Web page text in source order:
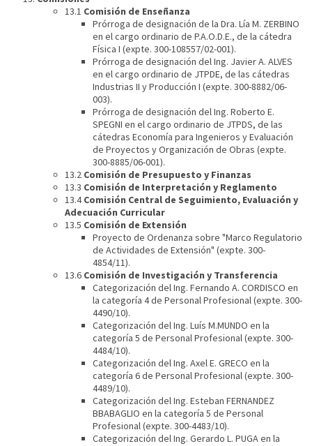
13.1 Comisión de Enseñanza
Prórroga de designación de la Dra. Lía M. ZERBINO
en el cargo ordinario de P.A.O.D.E., de la cátedra
Física I (expte. 300-108557/02-001).
Prórroga de designación del Ing. Javier A. ALVES
en el cargo ordinario de JTPDE, de las cátedras
Industrias II y Producción I (expte. 300-8882/06-
003).
Prórroga de designación del Ing. Roberto E.
SPEGNI en el cargo ordinario de JTPDS, de las
cátedras Economía para Ingenieros y Evaluación
de Proyectos y Organización de Obras (expte.
300-8885/06-001).
13.2 Comisión de Presupuesto y Finanzas
13.3 Comisión de Interpretación y Reglamento
13.4Comisión Central de Seguimiento, Evaluación y
Adecuación Curricular
13.5 Comisión de Extensión
Proyecto de Ordenanza sobre "Marco Regulatorio
de Actividades de Extensión" (expte. 300-
4854/11).
13.6 Comisión de Investigación y Transferencia
Categorización del Ing. Fernando A. CORDISCO en
la categoría 4 de Personal Profesional (expte. 300-
4490/10).
Categorización del Ing. Luís M.MUNDO en la
categoría 5 de Personal Profesional (expte. 300-
4484/10).
Categorización del Ing. Axel E. GRECO en la
categoría 6 de Personal Profesional (expte. 300-
4489/10).
Categorización del Ing. Esteban FERNANDEZ
BBABAGLIO en la categoría 5 de Personal
Profesional (expte. 300-4483/10).
Categorización del Ing. Gerardo L. PUGA en la